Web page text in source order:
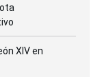
XIV en